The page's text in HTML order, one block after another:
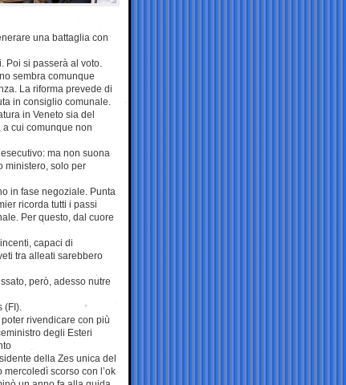
una battaglia con
Poi si passerà al voto.
sembra comunque
La riforma prevede di
in consiglio comunale.
in Veneto sia del
cui comunque non
ma non suona
ministero, solo per
in fase negoziale. Punta
ricorda tutti i passi
Per questo, dal cuore
capaci di
tra alleati sarebbero
però, adesso nutre
(FI).
rivendicare con più
degli Esteri
della Zes unica del
scorso con l’ok